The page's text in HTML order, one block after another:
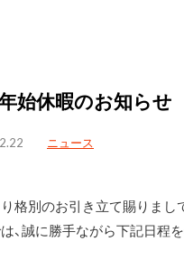
始休暇のお知らせ
ニュース
格別のお引き立て賜りまし
、誠に勝手ながら下記日程